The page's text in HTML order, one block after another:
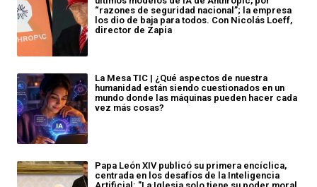
“razones de seguridad nacional”; la empresa
los dio de baja para todos. Con Nicolás Loeff,
director de Zapia
La Mesa TIC | ¿Qué aspectos de nuestra
humanidad están siendo cuestionados en un
mundo donde las máquinas pueden hacer cada
vez más cosas?
Papa León XIV publicó su primera encíclica,
centrada en los desafíos de la Inteligencia